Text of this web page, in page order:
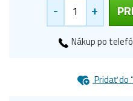
- +
Nákup po
Pridať do